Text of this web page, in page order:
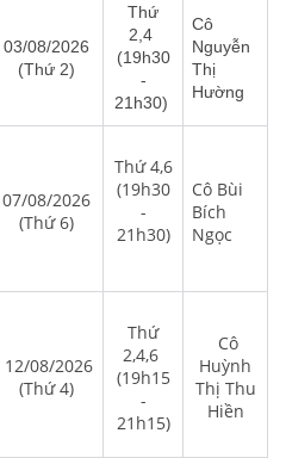
03/08/2026
(Thứ 2)
Thứ
2,4
(19h30
-
21h30)
Cô
Nguyễn
Thị
Hường
07/08/2026
(Thứ 6)
Thứ 4,6
(19h30
-
21h30)
Cô Bùi
Bích
Ngọc
12/08/2026
(Thứ 4)
Thứ
2,4,6
(19h15
-
21h15)
Cô
Huỳnh
Thị Thu
Hiền